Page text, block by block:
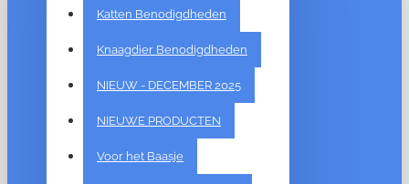
Katten Benodigdheden
Knaagdier Benodigdheden
NIEUW - DECEMBER 2025
NIEUWE PRODUCTEN
Voor het Baasje